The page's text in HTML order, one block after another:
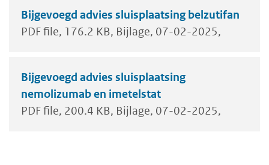
Bijgevoegd advies sluisplaatsing belzutifan
PDF file 176.2 KB Bijlage 07-02-2025
Bijgevoegd advies sluisplaatsing
nemolizumab en imetelstat
PDF file 200.4 KB Bijlage 07-02-2025